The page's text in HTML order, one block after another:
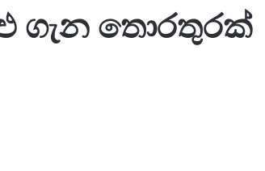
ගැන තොරතුරක්